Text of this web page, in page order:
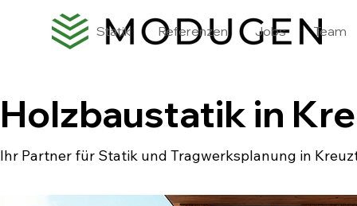
Statik Referenzen Jobs Team
Holzbaustatik in
Ihr Partner für Statik und Tragwerksplanung in